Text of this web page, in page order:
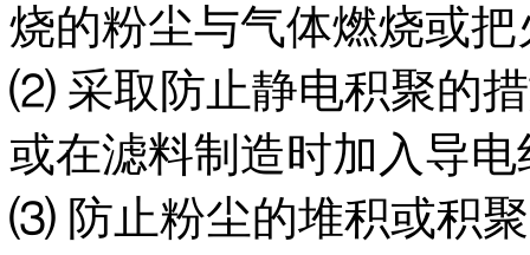
烧的粉尘与气体燃烧或
⑵ 采取防止静电积聚的
或在滤料制造时加入导电
⑶ 防止粉尘的堆积或积